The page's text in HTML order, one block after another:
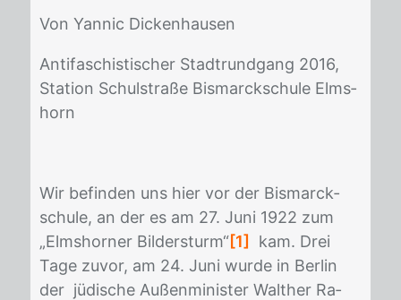
Von Yan­nic Di­cken­hau­sen
An­ti­fa­schis­ti­scher Stadt­rund­gang 2016,
Sta­ti­on Schul­stra­ße Bis­marck­schu­le Elms­
horn
Wir be­fin­den uns hier vor der Bis­marck­
schu­le, an der es am 27. Juni 1922 zum
„Elms­hor­ner Bil­der­sturm“[1]
kam. Drei
Tage zu­vor, am 24. Juni wur­de in Ber­lin
der jü­di­sche Au­ßen­mi­nis­ter Walt­her Ra­